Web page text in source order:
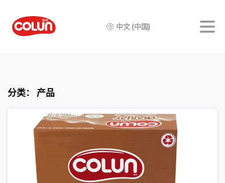
中文 (中国)
分类： 产品